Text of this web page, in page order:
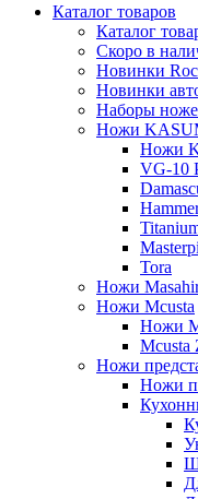
Каталог товаров
Каталог
Скоро в
Новинки
Новинки
Наборы
Ножи
Ножи
VG-10
Tora
Ножи
Ножи Mcusta
Ножи
Mcusta
Ножи
Ножи